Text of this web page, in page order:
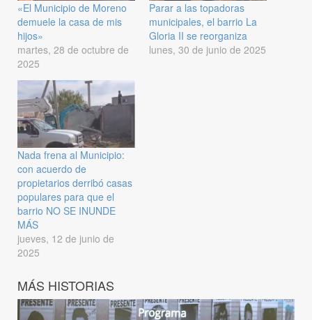
«El Municipio de Moreno
demuele la casa de mis
hijos»
martes, 28 de octubre de
2025
Parar a las topadoras
municipales, el barrio La
Gloria II se reorganiza
lunes, 30 de junio de 2025
Nada frena al Municipio:
con acuerdo de
propietarios derribó casas
populares para que el
barrio NO SE INUNDE
MÁS
jueves, 12 de junio de
2025
MÁS HISTORIAS